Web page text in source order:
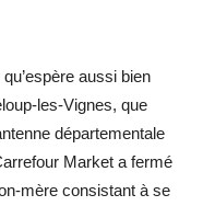
aussi bien
les-Vignes, que
départementale
Market a fermé
mère consistant à se